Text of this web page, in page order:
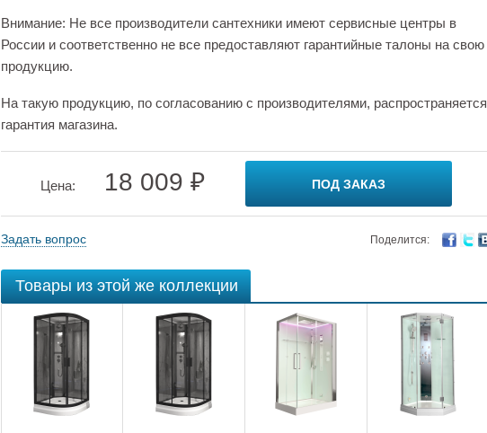
Внимание: Не все производители сантехники имеют сервисные центры в
России и соответственно не все предоставляют гарантийные талоны на свою
продукцию.
На такую продукцию, по согласованию с производителями, распространяется
гарантия магазина.
Цена: 18 009 ₽ ПОД ЗАКАЗ
Задать вопрос Поделится:
Товары из этой же коллекции